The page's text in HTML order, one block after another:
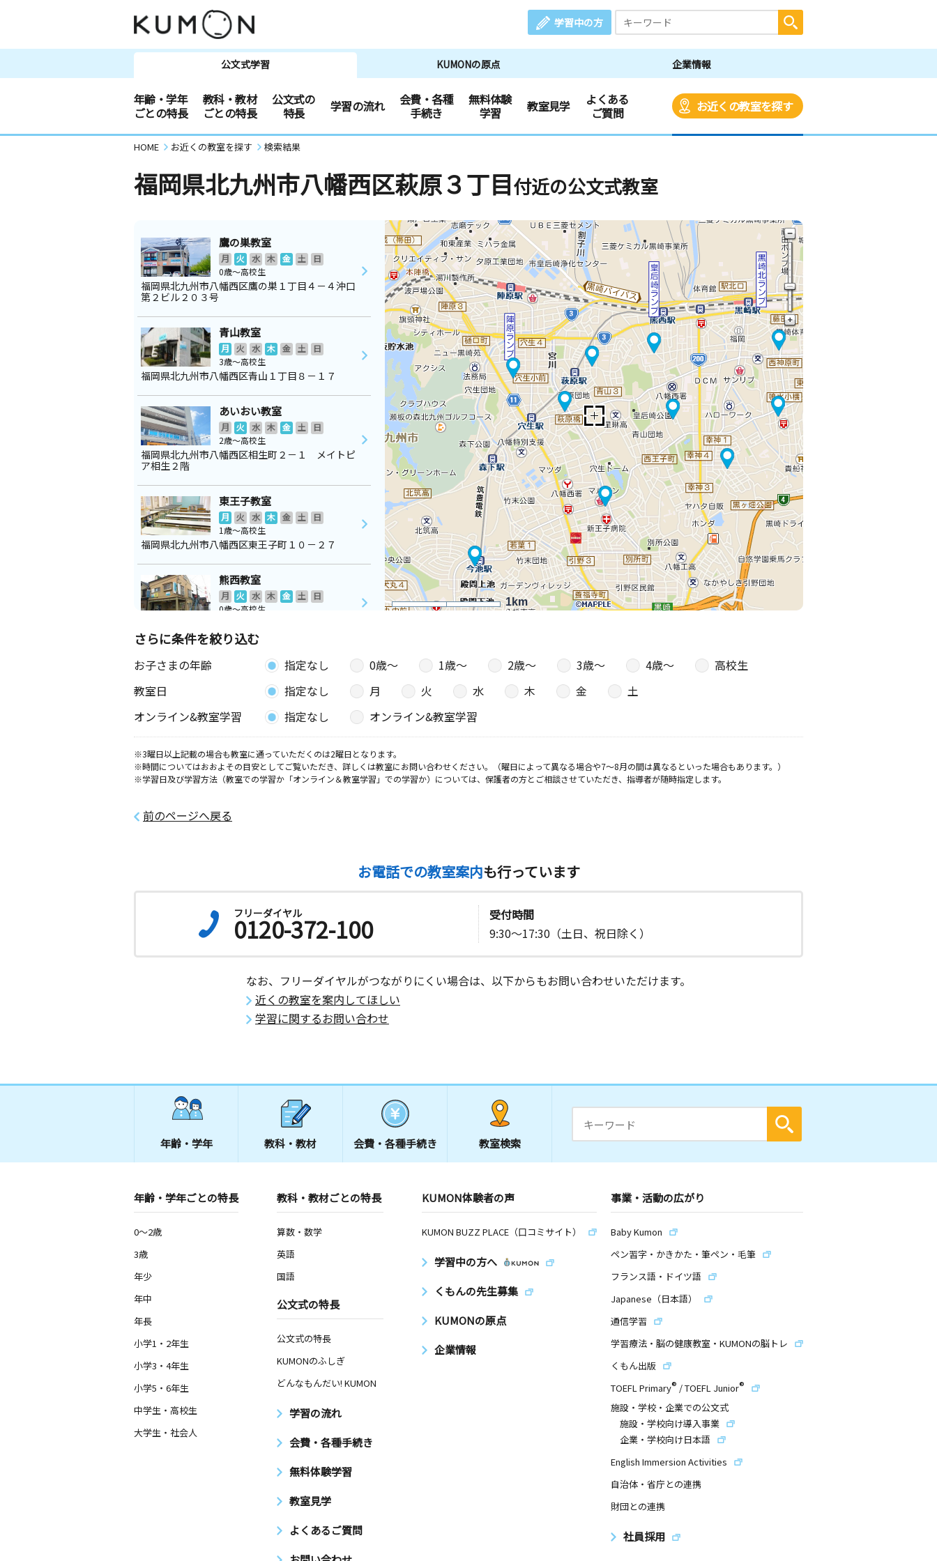
学習中の方
公文式学習 KUMONの原点 企業情報
年齢・学年
ごとの特長
教科・教材
ごとの特長
公文式の
特長
学習の流れ
会費・各種
手続き
無料体験
学習
教室見学
よくある
ご質問
お近くの教室を探す
HOME お近くの教室を探す 検索結果
福岡県北九州市八幡西区萩原３丁目付近の公文式教室
1km
鷹の巣教室
月 火 水 木 金 土
日
0歳～高校生
福岡県北九州市八幡西区鷹の巣１丁目４－４沖口
第２ビル２０３号
青山教室
月 火 水 木 金 土
日
3歳～高校生
福岡県北九州市八幡西区青山１丁目８－１７
あいおい教室
月 火 水 木 金 土
日
2歳～高校生
福岡県北九州市八幡西区相生町２－１ メイトピ
ア相生２階
東王子教室
月 火 水 木 金 土
日
1歳～高校生
福岡県北九州市八幡西区東王子町１０－２７
熊西教室
月 火 水 木 金 土
日
0歳～高校生
八幡ＡＮＯＵ教室
木 金 土 日
0歳～高校生
福岡県北九州市八幡西区穴生１丁目２０－９ ハ
イツグランデ１０３号
幸神教室
月 火 水 木 金 土
日
0歳～高校生
ピボットコート今池
東鳴水教室
0歳～高校生
黒崎教室
水 木 金 土 日
さらに条件を絞り込む
お子さまの年齢 指定なし 0歳〜 1歳〜 2歳〜 3歳〜 4歳〜
高校生
教室日
指定なし 月 火 水 木 金
土
オンライン&教室学習
指定なし オンライン&教室学習
※3曜日以上記載の場合も教室に通っていただくのは2曜日となります。
※時間についてはおおよその目安としてご覧いただき、詳しくは教室にお問い合わせください。（曜日によって異なる場合や7～8月の間は異なるといった場合もあります。）
※学習日及び学習方法（教室での学習か「オンライン＆教室学習」での学習か）については、保護者の方とご相談させていただき、指導者が随時指定します。
前のページへ戻る
お電話での教室案内も行っています
フリーダイヤル
0120-372-100
受付時間
9:30～17:30（土日、祝日除く）
なお、フリーダイヤルがつながりにくい場合は、以下からもお問い合わせいただけます。
近くの教室を案内してほしい
学習に関するお問い合わせ
年齢・学年 教科・教材 会費・ 各種手続き 教室検索
年齢・学年ごとの特長
0～2歳
3歳
年少
年中
年長
小学1・2年生
小学3・4年生
小学5・6年生
中学生・高校生
大学生・社会人
教科・教材ごとの特長
算数・数学
英語
国語
公文式の特長
公文式の特長
KUMONのふしぎ
どんなもんだい! KUMON
学習の流れ
会費・各種手続き
無料体験学習
教室見学
よくあるご質問
KUMON体験者の声
KUMON BUZZ PLACE（口コミサイト）
学習中の方へ
くもんの先生募集
KUMONの原点
企業情報
事業・活動の広がり
Baby Kumon
ペン習字・かきかた・筆ペン・毛筆
フランス語・ドイツ語
Japanese（日本語）
通信学習
学習療法・脳の健康教室・KUMONの脳トレ
くもん出版
TOEFL Primary® /TOEFL Junior®
施設・学校・企業での公文式
施設・学校向け導入事業
企業・学校向け日本語
English Immersion Activities
自治体・省庁との連携
財団との連携
社員採用